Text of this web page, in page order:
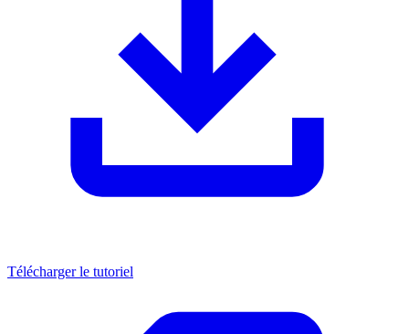
Télécharger le tutoriel